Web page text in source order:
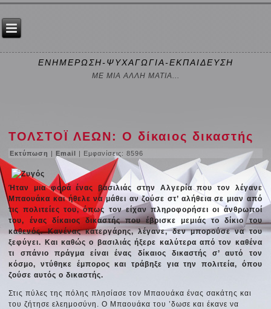
ΕΝΗΜΕΡΩΣΗ-ΨΥΧΑΓΩΓΙΑ-ΕΚΠΑΙΔΕΥΣΗ
ΜΕ ΜΙΑ ΑΛΛΗ ΜΑΤΙΑ...
ΤΟΛΣΤΟΪ ΛΕΩΝ: Ο δίκαιος δικαστής
Εκτύπωση |Email | Εμφανίσεις: 8596
Ήταν μια φορά ένας βασιλιάς στην Αλγερία που τον λέγανε
Μπαουάκα και ήθελε να μάθει αν ζούσε στ’ αλήθεια σε μιαν από
τις πολιτείες του, όπως τον είχαν πληροφορήσει οι άνθρωποί
του, ένας δίκαιος δικαστής που έβρισκε μεμιάς το δίκιο του
καθενός. Κανένας κατεργάρης, λέγανε, δεν μπορούσε να του
ξεφύγει. Και καθώς ο βασιλιάς ήξερε καλύτερα από τον καθένα
τι σπάνιο πράγμα είναι ένας δίκαιος δικαστής σ’ αυτό τον
κόσμο, ντύθηκε έμπορος και τράβηξε για την πολιτεία, όπου
ζούσε αυτός ο δικαστής.
Στις πύλες της πόλης πλησίασε τον Μπαουάκα ένας σακάτης και
του ζήτησε ελεημοσύνη. Ο Μπαουάκα του ’δωσε και έκανε να